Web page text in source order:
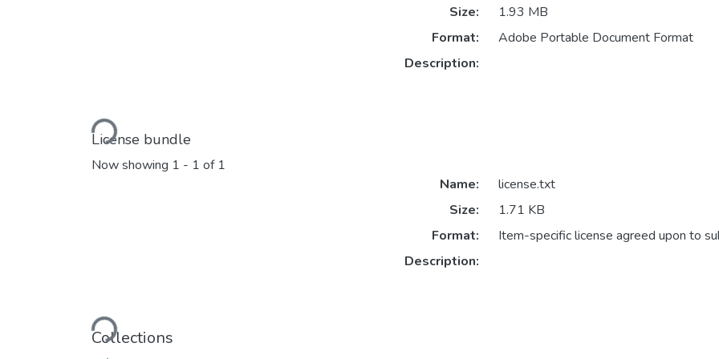
Loading...
Size:
1.93 MB
Format:
Adobe Portable Document Format
Description:
License bundle
Now showing 1 - 1 of 1
Loading...
Name:
license.txt
Size:
1.71 KB
Format:
Item-specific license agreed upon to
Description:
Collections